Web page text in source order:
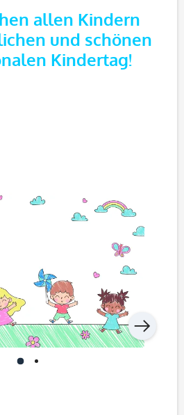
allen Kindern
und schönen
Kindertag!